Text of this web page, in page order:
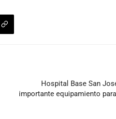
Hospital Base San
importante equipamiento